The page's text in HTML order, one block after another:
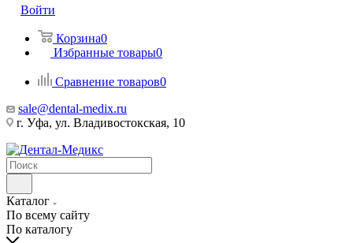
Войти
Корзина0
Избранные товары0
Сравнение товаров0
sale@dental-medix.ru
г. Уфа, ул. Владивостокская, 10
Каталог
По всему сайту
По каталогу